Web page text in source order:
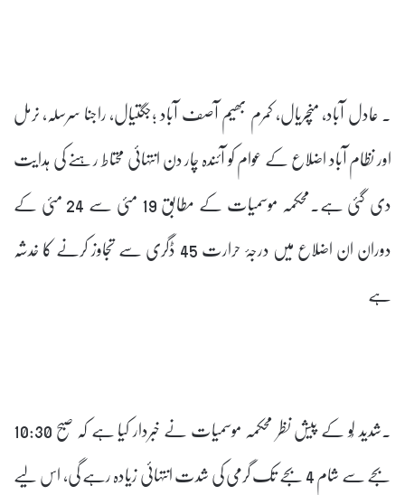
۔ عادل آباد، منچریال، کمرم بھیم آصف آباد ؛جگتیال، راجنا سرسلہ، نرمل
اور نظام آباد اضلاع کے عوام کو آئندہ چار دن انتہائی محتاط رہنے کی ہدایت
دی گئی ہے۔محکمہ موسمیات کے مطابق 19 مئی سے 24 مئی کے
دوران ان اضلاع میں درجۂ حرارت 45 ڈگری سے تجاوز کرنے کا خدشہ
ہے
۔شدید لُو کے پیش نظر محکمہ موسمیات نے خبردار کیا ہے کہ صبح 10:30
بجے سے شام 4 بجے تک گرمی کی شدت انتہائی زیادہ رہے گی، اس لیے